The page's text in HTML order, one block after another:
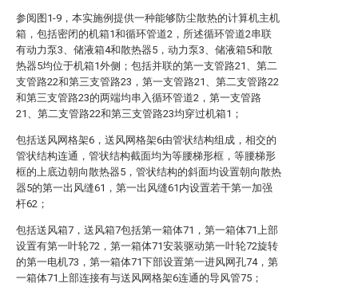
参阅图1-9，本实施例提供一种能够防尘散热的计算机主机
箱，包括密闭的机箱1和循环管道2，所述循环管道2串联
有动力泵3、储液箱4和散热器5，动力泵3、储液箱5和散
热器5均位于机箱1外侧；包括并联的第一支管路21、第二
支管路22和第三支管路23，第一支管路21、第二支管路22
和第三支管路23的两端均串入循环管道2，第一支管路
21、第二支管路22和第三支管路23均穿过机箱1；
包括送风网格架6，送风网格架6由管状结构组成，相交的
管状结构连通，管状结构截面均为等腰梯形框，等腰梯形
框的上底边朝向散热器5，管状结构的斜面均设置朝向散热
器5的第一出风缝61，第一出风缝61内设置若干第一加强
杆62；
包括送风箱7，送风箱7包括第一箱体71，第一箱体71上部
设置有第一叶轮72，第一箱体71安装驱动第一叶轮72旋转
的第一电机73，第一箱体71下部设置第一进风网孔74，第
一箱体71上部连接有与送风网格架6连通的导风管75；